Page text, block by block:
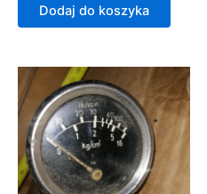
Dodaj do koszyka